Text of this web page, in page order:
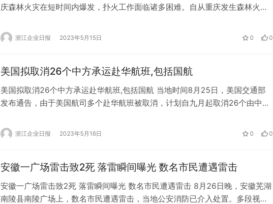
庆森林火灾在短时间内爆发，扑火工作面临诸多困难。自从重庆发生森林火灾
然，除了消防员的不懈努力和普通人的帮助，世界各地森林中的明火之所以会
浙江企业日报 2023年5月15日 0 0
美国拟取消26个中方承运赴华航班,包括国航
美国拟取消26个中方承运赴华航班,包括国航 当地时间8月25日，美国交通部
发布通告，由于美国航司多个赴华航班被取消，计划自九月起取消26个由中国
不应求的中美航线航班运力将再遭削减，除了影响几家中方航空公司的收益，
直接影响的还有回国乘客以及中美航线票价。根据通告，计划被取消的中美航
浙江企业日报 2023年5月16日 0 0
安徽一广场雷击致2死 落雷瞬间曝光 数名市民遭遇雷击
安徽一广场雷击致2死 落雷瞬间曝光 数名市民遭遇雷击 8月26日晚，安徽芜湖
南陵县南陵广场上，数名市民遭遇雷击，当地公安消防已介入处置。多段视频
格轮廓
只是拍照好看